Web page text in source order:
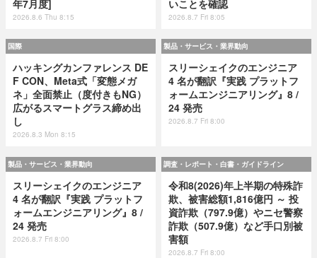
年7月度]
2026.8.6 Thu 8:15
いことを確認
2026.8.7 Fri 8:05
国際
ハッキングカンファレンス DE
F CON、Meta式「変態メガ
ネ」全面禁止（度付きもNG）
広がるスマートグラス締め出
し
2026.8.3 Mon 8:15
製品・サービス・業界動向
スリーシェイクのエンジニア
4 名が翻訳『実践 プラットフ
ォームエンジニアリング』8 /
24 発売
2026.8.7 Fri 8:00
製品・サービス・業界動向
スリーシェイクのエンジニア
4 名が翻訳『実践 プラットフ
ォームエンジニアリング』8 /
24 発売
2026.8.7 Fri 8:00
調査・レポート・白書・ガイドライン
令和8(2026)年上半期の特殊詐
欺、被害総額1,816億円 ～ 投
資詐欺（797.9億）やニセ警察
詐欺（507.9億）など手口別被
害額
2026.8.7 Fri 8:00